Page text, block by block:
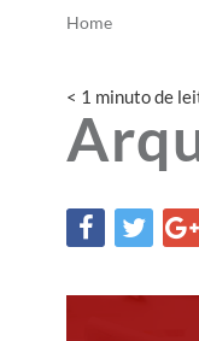
Home
< 1 minutode